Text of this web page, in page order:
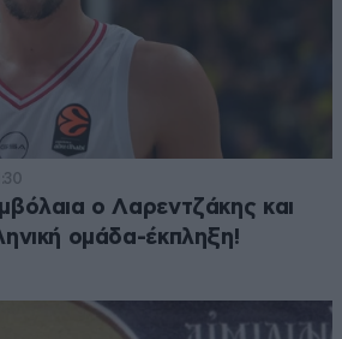
ο Λαρεντζάκης και
ομάδα-έκπληξη!